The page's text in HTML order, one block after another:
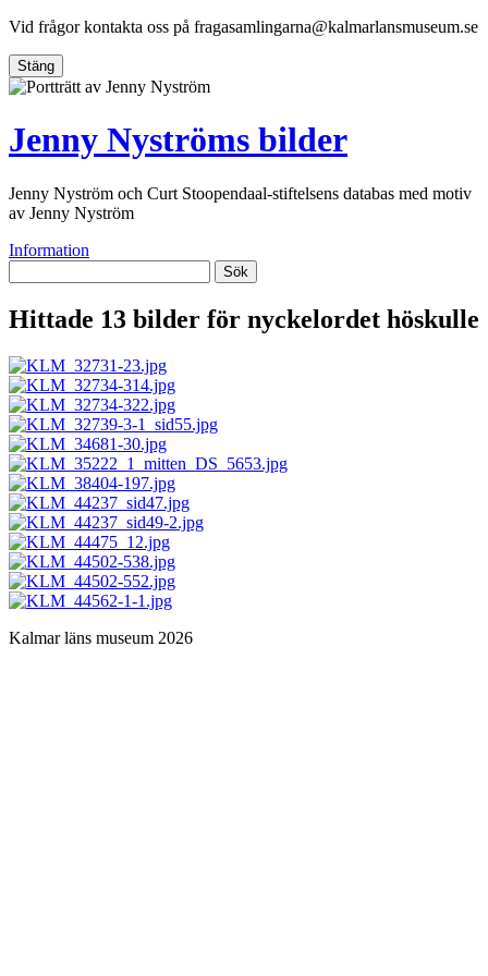
Vid frågor kontakta oss på fragasamlingarna@kalmarlansmuseum.se
Stäng
Jenny Nyströms bilder
Jenny Nyström och Curt Stoopendaal-stiftelsens databas med motiv
av Jenny Nyström
Information
Sök
Hittade 13 bilder för nyckelordet höskulle
Kalmar läns museum 2026